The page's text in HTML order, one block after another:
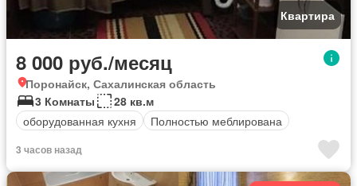
Квартира
8 000 руб./месяц
Поронайск, Сахалинская область
3 Комнаты
28 кв.м
оборудованная кухня
Полностью меблирована
3 часов назад